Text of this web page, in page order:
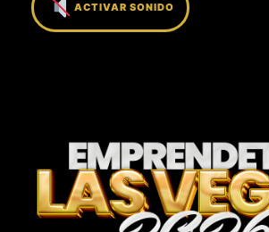
ACTIVAR SONIDO